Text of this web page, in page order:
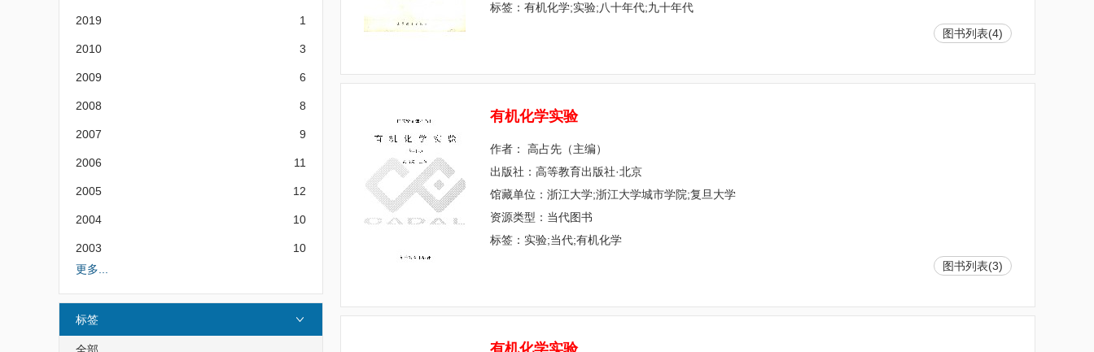
2019 1
2010 3
2009 6
2008 8
2007 9
2006 11
2005 12
2004 10
2003
10
更多...
标签
全部
标签：有机化学;实验;八十年代;九十年代
图书列表(4)
有机化学实验
作者： 高占先（主编）
出版社：高等教育出版社·北京
馆藏单位：浙江大学;浙江大学城市学院;复旦大学
资源类型：当代图书
标签：实验;当代;有机化学
图书列表(3)
有机化学实验